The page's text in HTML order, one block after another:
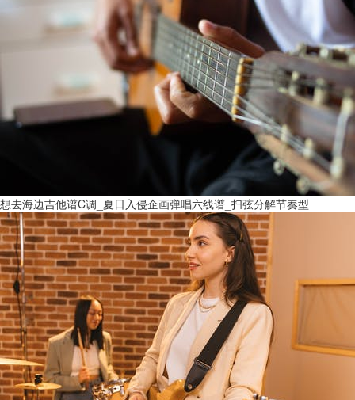
想去海边吉他谱C调_夏日入侵企画弹唱六线谱_扫弦分解节奏型